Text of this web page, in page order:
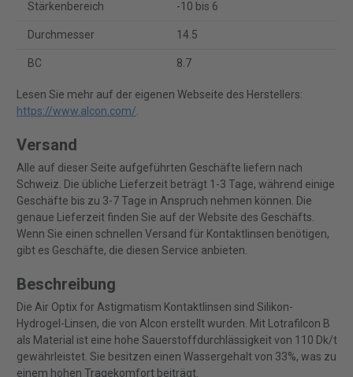
Stärkenbereich -10 bis 6
Durchmesser 14.5
BC 8.7
Lesen Sie mehr auf der eigenen Webseite des Herstellers:
https://www.alcon.com/.
Versand
Alle auf dieser Seite aufgeführten Geschäfte liefern nach
Schweiz. Die übliche Lieferzeit beträgt 1-3 Tage, während einige
Geschäfte bis zu 3-7 Tage in Anspruch nehmen können. Die
genaue Lieferzeit finden Sie auf der Website des Geschäfts.
Wenn Sie einen schnellen Versand für Kontaktlinsen benötigen,
gibt es Geschäfte, die diesen Service anbieten.
Beschreibung
Die Air Optix for Astigmatism Kontaktlinsen sind Silikon-
Hydrogel-Linsen, die von Alcon erstellt wurden. Mit Lotrafilcon B
als Material ist eine hohe Sauerstoffdurchlässigkeit von 110 Dk/t
gewährleistet. Sie besitzen einen Wassergehalt von 33%, was zu
einem hohen Tragekomfort beiträgt.